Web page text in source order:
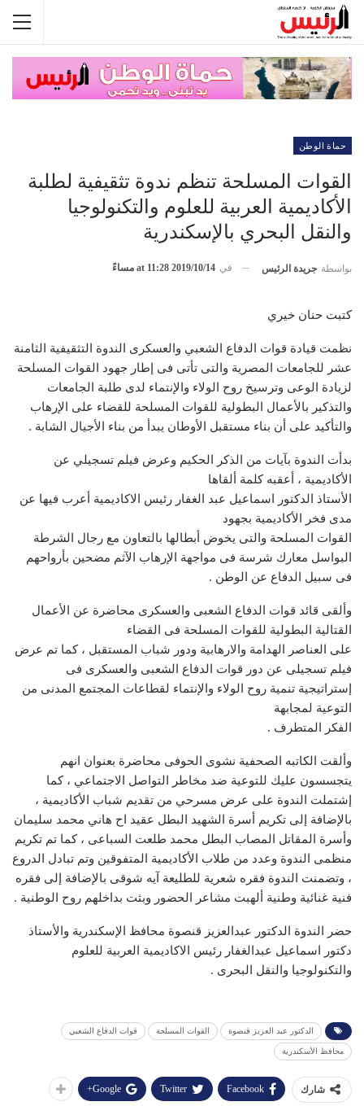
حماة الوطن
القوات المسلحة تنظم ندوة تثقيفية لطلبة
الأكاديمية العربية للعلوم والتكنولوجيا
والنقل البحري بالإسكندرية
بواسطة جريدة الرئيس في 2019/10/14 at 11:28 مساءً
كتبت حنان خيري
نظمت قيادة قوات الدفاع الشعبي والعسكرى الندوة التثقيفية الثامنة
عشر للجامعات المصرية والتى تأتى فى إطار جهود القوات المسلحة
لزيادة الوعى وترسيخ روح الولاء والإنتماء لدى طلبة الجامعات
والتذكير بالأعمال البطولية للقوات المسلحة للقضاء على الإرهاب
والتأكيد على أن بناء مستقبل الأوطان يبدأ من بناء الأجيال الشابة .
بدأت الندوة بآيات من الذكر الحكيم وعرض فيلم تسجيلي عن
الأكاديمية ، أعقبه كلمة ألقاها
الأستاذ الدكتور اسماعيل عبد الغفار رئيس الاكاديمية أعرب فيها عن
مدى فخر الأكاديمية بجهود
القوات المسلحة والتى يخوض أبطالها بالتعاون مع رجال الشرطة
البواسل معارك شرسة فى مواجهة الإرهاب الآثم مضحين بأرواحهم
فى سبيل الدفاع عن الوطن .
وألقى قائد قوات الدفاع الشعبى والعسكرى محاضرة عن الأعمال
القتالية البطولية للقوات المسلحة فى القضاء
على العناصر الهدامة والارهابية ودور شباب المستقبل ، كما تم عرض
فيلم تسجيلى عن دور قوات الدفاع الشعبى والعسكرى فى
إستراتيجية تنمية روح الولاء والإنتماء لقطاعات المجتمع المدنى من
التوعية لمجابهة
الفكر المتطرف .
وألقت الكاتبه الصحفية نشوى الحوفى محاضرة بعنوان انهم
يتجسسون عليك للتوعية ضد مخاطر التواصل الاجتماعي ، كما
إشتملت الندوة على عرض مسرحي من تقديم شباب الأكاديمية ،
بالإضافة إلى تكريم أسرة الشهيد البطل عقيد اح هاني محمد سليمان
وأسرة المقاتل المصاب البطل محمد طلعت السباعى ، كما تم تكريم
منظمى الندوة وعدد من طلاب الأكاديمية المتفوقين وتم تبادل الدروع
، وتضمنت الندوة فقره شعرية للطليعة آيه شوقى بالإضافة إلى فقره
فنية غنائية وطنية ألهبت مشاعر الحضور وبثت بداخلهم روح الوطنية .
حضر الندوة الدكتور عبدالعزيز قنصوة محافظ الإسكندرية والأستاذ
دكتور اسماعيل عبدالغفار رئيس الاكاديمية العربية للعلوم
والتكنولوجيا والنقل البحرى .
الدكتور عبد العزيز قنصوة القوات المسلحة قوات الدفاع الشعبي
محافظ الأسكندرية
شارك Facebook
Twitter
Google+